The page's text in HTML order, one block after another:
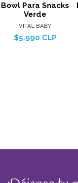
Bowl Para Snacks
Verde
VITAL BABY
$5.990 CLP